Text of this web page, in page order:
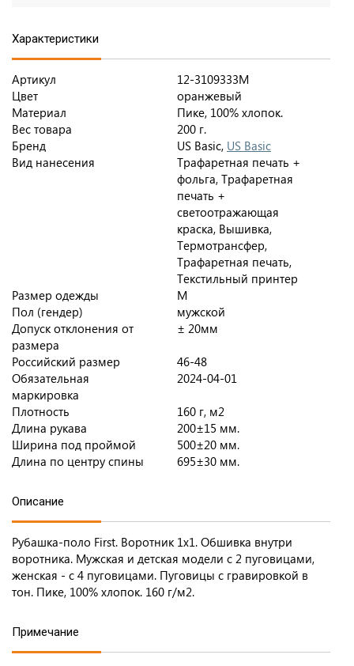
Характеристики
Артикул
12-3109333M
Цвет
оранжевый
Материал
Пике, 100% хлопок.
Вес товара
200 г.
Бренд
US Basic, US Basic
Вид нанесения
Трафаретная печать +
фольга, Трафаретная
печать +
светоотражающая
краска, Вышивка,
Термотрансфер,
Трафаретная печать,
Текстильный принтер
Размер одежды
M
Пол (гендер)
мужской
Допуск отклонения от
размера
± 20мм
Российский размер
46-48
Обязательная
маркировка
2024-04-01
Плотность
160 г, м2
Длина рукава
200±15 мм.
Ширина под проймой
500±20 мм.
Длина по центру спины
695±30 мм.
Описание
Рубашка-поло First. Воротник 1х1. Обшивка внутри
воротника. Мужская и детская модели с 2 пуговицами,
женская - с 4 пуговицами. Пуговицы с гравировкой в
тон. Пике, 100% хлопок. 160 г/м2.
Примечание